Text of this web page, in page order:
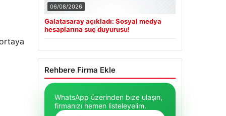
06/08/2026
Galatasaray açıkladı: Sosyal medya
hesaplarına suç duyurusu!
Rehbere Firma Ekle
WhatsApp üzerinden bize ulaşın,
firmanızı hemen listeleyelim.